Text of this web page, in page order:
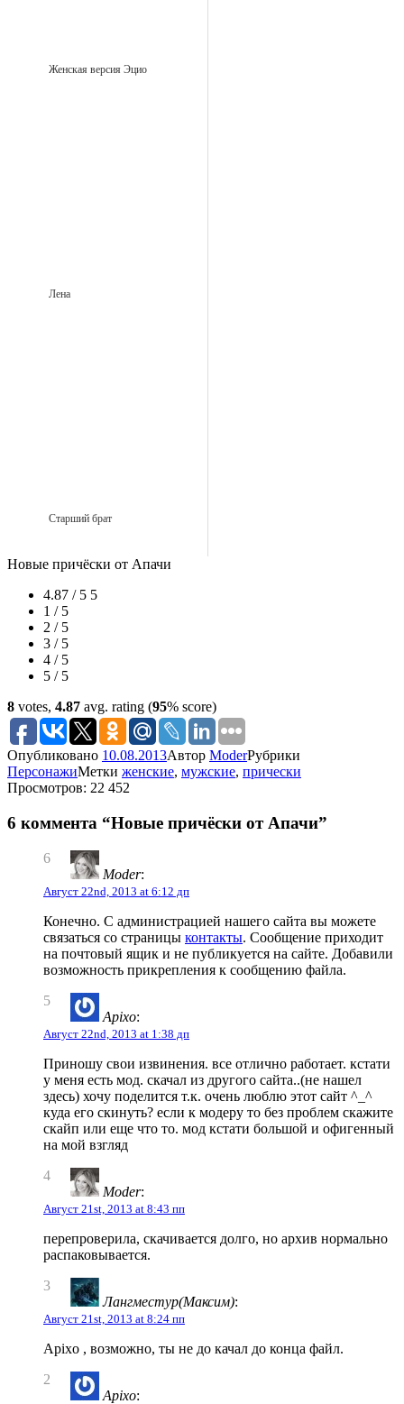
Женская версия Эцио
Лена
Старший брат
Новые причёски от Апачи
4.87 / 5 5
1 / 5
2 / 5
3 / 5
4 / 5
5 / 5
8 votes, 4.87 avg. rating (95% score)
Опубликовано 10.08.2013Автор ModerРубрики
ПерсонажиМетки женские, мужские, прически
Просмотров: 22 452
6 коммента “Новые причёски от Апачи”
6
Moder:
Август 22nd, 2013 at 6:12 дп
Конечно. С администрацией нашего сайта вы можете
связаться со страницы контакты. Сообщение приходит
на почтовый ящик и не публикуется на сайте. Добавили
возможность прикрепления к сообщению файла.
5
Apixo:
Август 22nd, 2013 at 1:38 дп
Приношу свои извинения. все отлично работает. кстати
у меня есть мод. скачал из другого сайта..(не нашел
здесь) хочу поделится т.к. очень люблю этот сайт ^_^
куда его скинуть? если к модеру то без проблем скажите
скайп или еще что то. мод кстати большой и офигенный
на мой взгляд
4
Moder:
Август 21st, 2013 at 8:43 пп
перепроверила, скачивается долго, но архив нормально
распаковывается.
3
Лангместур(Максим):
Август 21st, 2013 at 8:24 пп
Apixo , возможно, ты не до качал до конца файл.
2
Apixo: